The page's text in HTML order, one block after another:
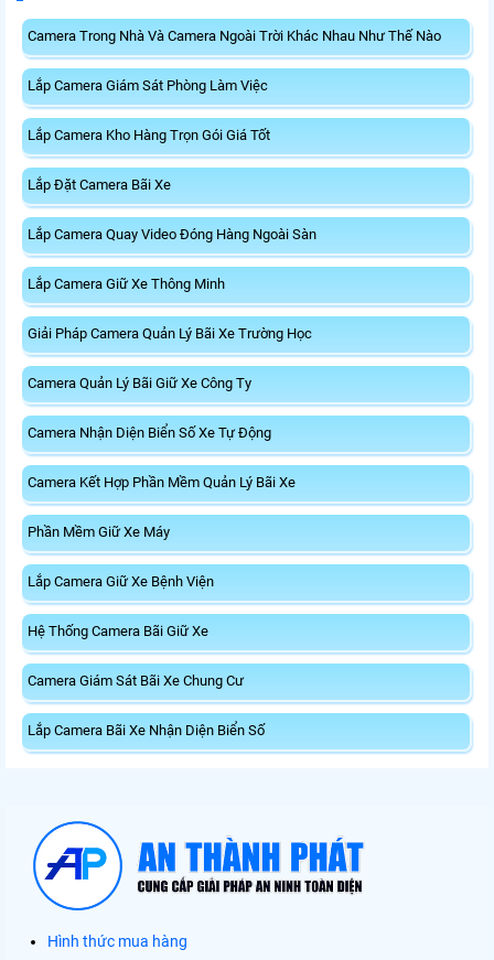
Camera Trong Nhà Và Camera Ngoài Trời Khác Nhau Như Thế Nào
Lắp Camera Giám Sát Phòng Làm Việc
Lắp Camera Kho Hàng Trọn Gói Giá Tốt
Lắp Đặt Camera Bãi Xe
Lắp Camera Quay Video Đóng Hàng Ngoài Sàn
Lắp Camera Giữ Xe Thông Minh
Giải Pháp Camera Quản Lý Bãi Xe Trường Học
Camera Quản Lý Bãi Giữ Xe Công Ty
Camera Nhận Diện Biển Số Xe Tự Động
Camera Kết Hợp Phần Mềm Quản Lý Bãi Xe
Phần Mềm Giữ Xe Máy
Lắp Camera Giữ Xe Bệnh Viện
Hệ Thống Camera Bãi Giữ Xe
Camera Giám Sát Bãi Xe Chung Cư
Lắp Camera Bãi Xe Nhận Diện Biển Số
Hình thức mua hàng